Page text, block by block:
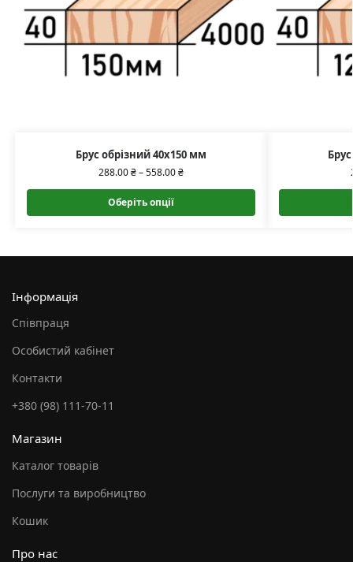
Брус обрізний 40х150 мм
288.00₴–558.00₴
Оберіть опції
Інформація
Співпраця
Особистий кабінет
Контакти
+380 (98) 111-70-11
Магазин
Каталог товарів
Послуги та виробництво
Кошик
Про нас